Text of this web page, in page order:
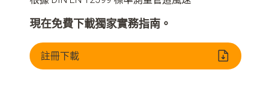
現在免費下載獨家實務指南。
註冊下載